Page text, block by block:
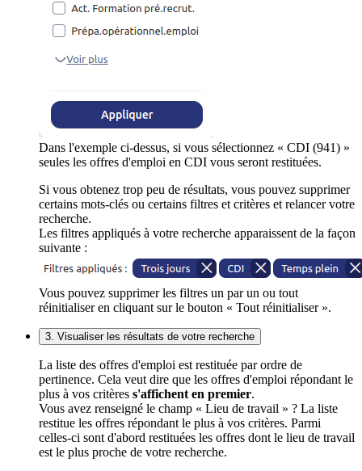
Dans l'exemple ci-dessus, si vous sélectionnez « CDI (941) »
seules les offres d'emploi en CDI vous seront restituées.
Si vous obtenez trop peu de résultats, vous pouvez supprimer
certains mots-clés ou certains filtres et critères et relancer votre
recherche.
Les filtres appliqués à votre recherche apparaissent de la façon
suivante :
Vous pouvez supprimer les filtres un par un ou tout
réinitialiser en cliquant sur le bouton « Tout réinitialiser ».
3. Visualiser les résultats de votre recherche
La liste des offres d'emploi est restituée par ordre de
pertinence. Cela veut dire que les offres d'emploi répondant le
plus à vos critères s'affichent en premier.
Vous avez renseigné le champ « Lieu de travail » ? La liste
restitue les offres répondant le plus à vos critères. Parmi
celles-ci sont d'abord restituées les offres dont le lieu de travail
est le plus proche de votre recherche.